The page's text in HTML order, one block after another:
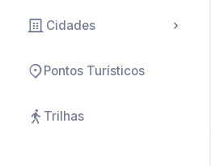
Cidades
Pontos Turísticos
Trilhas